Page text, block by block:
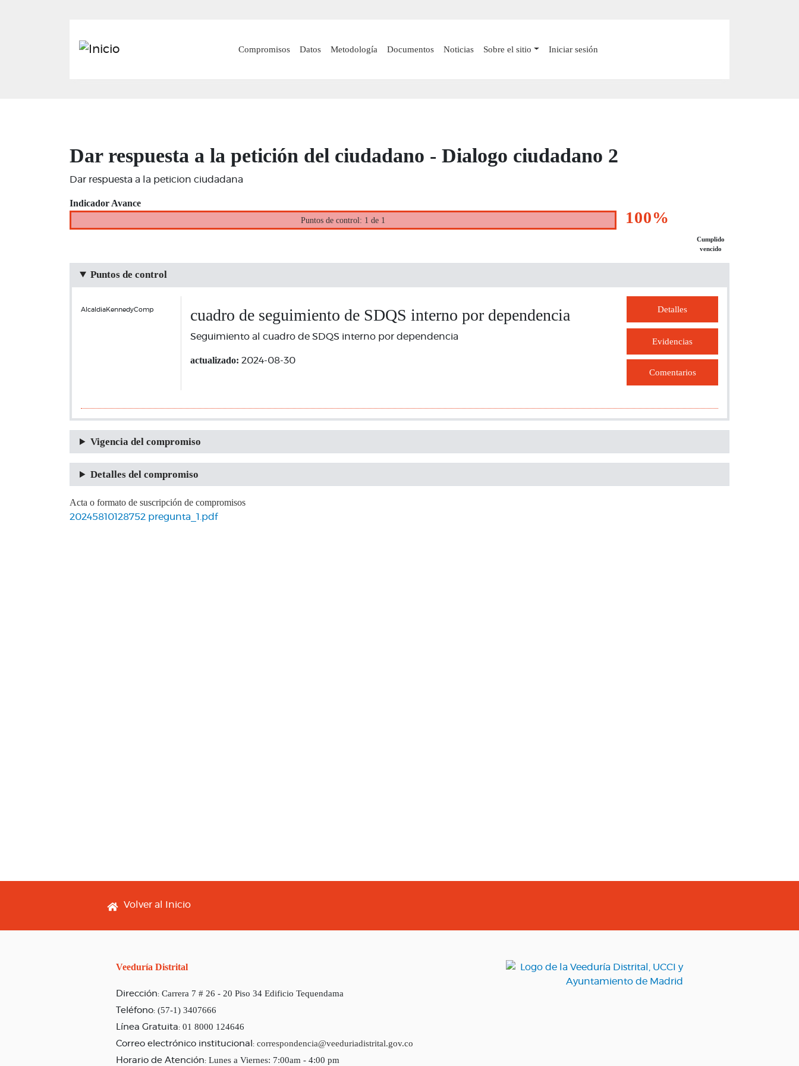
principal
Main navigation
Compromisos Datos Metodología Documentos Noticias Sobre el sitio Iniciar sesión
Dar respuesta a la petición del ciudadano - Dialogo ciudadano 2
Dar respuesta a la peticion ciudadana
Indicador Avance
Puntos de control: 1 de 1 100%
Cumplido
vencido
Puntos de control
AlcaldiaKennedyComp cuadro de seguimiento de SDQS interno por dependencia
Seguimiento al cuadro de SDQS interno por dependencia
actualizado: 2024-08-30
Detalles
Evidencias
Comentarios
Vigencia del compromiso
Detalles del compromiso
Acta o formato de suscripción de compromisos
20245810128752 pregunta_1.pdf
Footer menu
Volver al Inicio
Veeduría Distrital
Dirección: Carrera 7 # 26 - 20 Piso 34 Edificio Tequendama
Teléfono: (57-1) 3407666
Línea Gratuita: 01 8000 124646
Correo electrónico institucional: correspondencia@veeduriadistrital.gov.co
Horario de Atención: Lunes a Viernes: 7:00am - 4:00 pm